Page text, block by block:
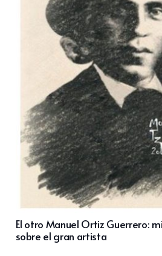
El otro Manuel Ortiz Guerrero:
sobre el gran artista